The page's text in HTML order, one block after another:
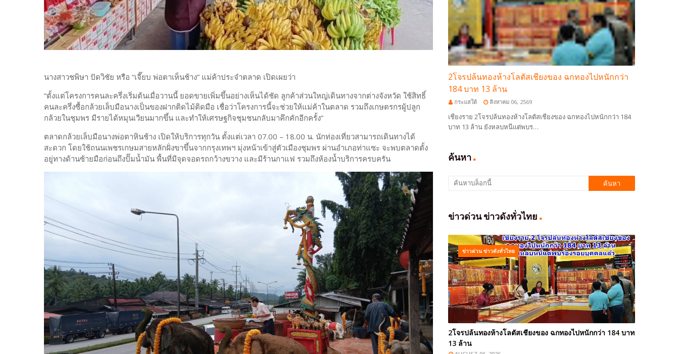
นางสาวชพิษา ปัดวิชัย หรือ “เจี๊ยบ พ่อตาเห็นช้าง” แม่ค้าประจำตลาด เปิดเผยว่า
“ตั้งแต่โครงการคนละครึ่งเริ่มต้นเมื่อวานนี้ ยอดขายเพิ่มขึ้นอย่างเห็นได้ชัด ลูกค้าส่วนใหญ่เดินทางจากต่างจังหวัด ใช้สิทธิ์
คนละครึ่งซื้อกล้วยเล็บมือนางเป็นของฝากติดไม้ติดมือ เชื่อว่าโครงการนี้จะช่วยให้แม่ค้าในตลาด รวมถึงเกษตรกรผู้ปลูก
กล้วยในชุมพร มีรายได้หมุนเวียนมากขึ้น และทำให้เศรษฐกิจชุมชนกลับมาคึกคักอีกครั้ง”
ตลาดกล้วยเล็บมือนางพ่อตาหินช้าง เปิดให้บริการทุกวัน ตั้งแต่เวลา 07.00 – 18.00 น. นักท่องเที่ยวสามารถเดินทางได้
สะดวก โดยใช้ถนนเพชรเกษมสายหลักฝั่งขาขึ้นจากกรุงเทพฯ มุ่งหน้าเข้าสู่ตัวเมืองชุมพร ผ่านอำเภอท่าแซะ จะพบตลาดตั้ง
อยู่ทางด้านซ้ายมือก่อนถึงปั๊มน้ำมัน พื้นที่มีจุดจอดรถกว้างขวาง และมีร้านกาแฟ รวมถึงห้องน้ำบริการครบครัน
2โจรปล้นทองห้างโลตัสเชียงของ ฉกทองไปหนักกว่า
184 บาท 13 ล้าน
กระแสใต้ สิงหาคม 06, 2569
เชียงราย 2โจรปล้นทองห้างโลตัสเชียงของ ฉกทองไปหนักกว่า 184
บาท 13 ล้าน ยังหลบหนีแต่พบร…
ค้นหา
ข่าวด่วน ข่าวดังทั่วไทย
ข่าวด่วน ข่าวดังทั่วไทย
2โจรปล้นทองห้างโลตัสเชียงของ ฉกทองไปหนักกว่า 184 บาท
13 ล้าน